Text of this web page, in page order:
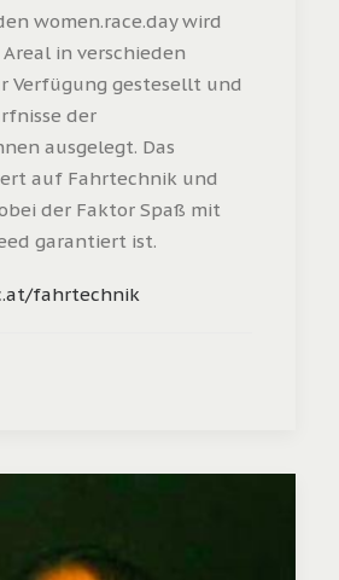
women.race.day wird
in verschieden
Verfügung gestesellt und
der
ausgelegt. Das
auf Fahrtechnik und
der Faktor Spaß mit
garantiert ist.
fahrtechnik